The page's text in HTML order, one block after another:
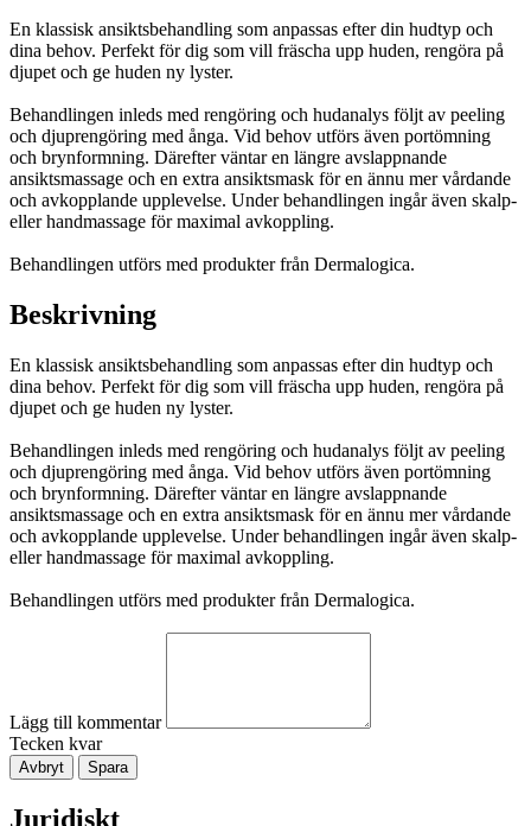
En klassisk ansiktsbehandling som anpassas efter din hudtyp och
dina behov. Perfekt för dig som vill fräscha upp huden, rengöra på
djupet och ge huden ny lyster.
Behandlingen inleds med rengöring och hudanalys följt av peeling
och djuprengöring med ånga. Vid behov utförs även portömning
och brynformning. Därefter väntar en längre avslappnande
ansiktsmassage och en extra ansiktsmask för en ännu mer vårdande
och avkopplande upplevelse. Under behandlingen ingår även skalp-
eller handmassage för maximal avkoppling.
Behandlingen utförs med produkter från Dermalogica.
Beskrivning
En klassisk ansiktsbehandling som anpassas efter din hudtyp och
dina behov. Perfekt för dig som vill fräscha upp huden, rengöra på
djupet och ge huden ny lyster.
Behandlingen inleds med rengöring och hudanalys följt av peeling
och djuprengöring med ånga. Vid behov utförs även portömning
och brynformning. Därefter väntar en längre avslappnande
ansiktsmassage och en extra ansiktsmask för en ännu mer vårdande
och avkopplande upplevelse. Under behandlingen ingår även skalp-
eller handmassage för maximal avkoppling.
Behandlingen utförs med produkter från Dermalogica.
Lägg till kommentar
Tecken kvar
Avbryt Spara
Juridiskt